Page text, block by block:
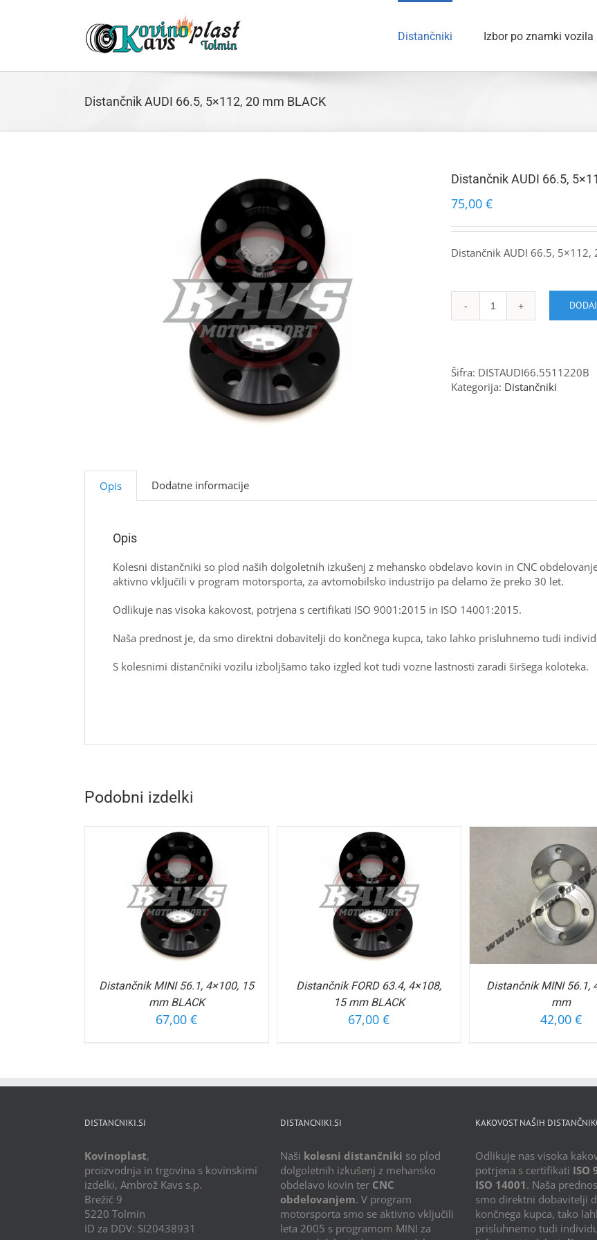
Distančniki Izbor po znamki vozila
Distančnik AUDI 66.5, 5×112, 20 mm BLACK
Distančnik AUDI 66.5,
75,00 €
Distančnik AUDI 66.5, 5×112,
Distančnik
20
mm
Šifra: DISTAUDI66.5511220B
Kategorija: Distančniki
Opis Dodatne informacije
Opis
Kolesni distančniki so plod naših dolgoletnih izkušenj z mehansko obdelavo kovin in CNC
aktivno vključili v program motorsporta, za avtomobilsko industrijo pa delamo že preko 30 let.
Odlikuje nas visoka kakovost, potrjena s certifikati ISO 9001:2015 in ISO 14001:2015.
Naša prednost je, da smo direktni dobavitelji do končnega kupca, tako lahko prisluhnemo tudi
S kolesnimi distančniki vozilu izboljšamo tako izgled kot tudi vozne lastnosti zaradi širšega koloteka.
Podobni izdelki
Distančnik MINI 56.1, 4×100, 15
mm BLACK
67,00€
DODAJ V KOŠARICO /
INFORMACIJ
Distančnik FORD 63.4, 4×108,
15 mm BLACK
67,00€
DODAJ V KOŠARICO /
INFORMACIJ
Distančnik MINI 56.1,
mm
42,00 €
DODAJ V KOŠARICO
INFORMACIJ
DISTANCNIKI.SI
Kovinoplast,
proizvodnja in trgovina s kovinskimi
izdelki, Ambrož Kavs s.p.
Brežič 9
5220 Tolmin
ID za DDV: SI20438931
DISTANCNIKI.SI
Naši kolesni distančniki so plod
dolgoletnih izkušenj z mehansko
obdelavo kovin ter CNC
obdelovanjem. V program
motorsporta smo se aktivno vključili
leta 2005 s programom MINI za
KAKOVOST NAŠIH
Odlikuje nas visoka
potrjena s certifikati ISO
ISO 14001 . Naša
smo direktni dobavitelji
končnega kupca, tako
prisluhnemo tudi